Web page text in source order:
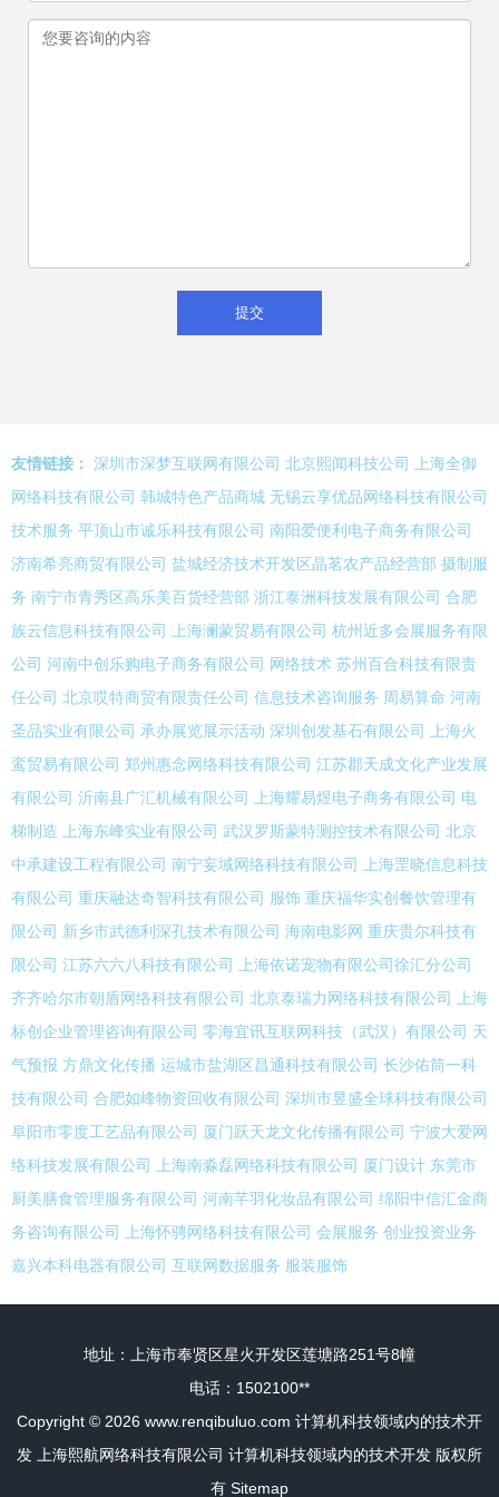
友情链接： 深圳市深梦互联网有限公司 北京熙闻科技公司 上海全御
网络科技有限公司 韩城特色产品商城 无锡云享优品网络科技有限公司
技术服务 平顶山市诚乐科技有限公司 南阳爱便利电子商务有限公司
济南希亮商贸有限公司 盐城经济技术开发区晶茗农产品经营部 摄制服
务 南宁市青秀区高乐美百货经营部 浙江泰洲科技发展有限公司 合肥
族云信息科技有限公司 上海澜蒙贸易有限公司 杭州近多会展服务有限
公司 河南中创乐购电子商务有限公司 网络技术 苏州百合科技有限责
任公司 北京哎特商贸有限责任公司 信息技术咨询服务 周易算命 河南
圣品实业有限公司 承办展览展示活动 深圳创发基石有限公司 上海火
鸾贸易有限公司 郑州惠念网络科技有限公司 江苏郡天成文化产业发展
有限公司 沂南县广汇机械有限公司 上海耀易煜电子商务有限公司 电
梯制造 上海东峰实业有限公司 武汉罗斯蒙特测控技术有限公司 北京
中承建设工程有限公司 南宁妄域网络科技有限公司 上海罡晓信息科技
有限公司 重庆融达奇智科技有限公司 服饰 重庆福华实创餐饮管理有
限公司 新乡市武德利深孔技术有限公司 海南电影网 重庆贵尔科技有
限公司 江苏六六八科技有限公司 上海依诺宠物有限公司徐汇分公司
齐齐哈尔市朝盾网络科技有限公司 北京泰瑞力网络科技有限公司 上海
标创企业管理咨询有限公司 零海宜讯互联网科技（武汉）有限公司 天
气预报 方鼎文化传播 运城市盐湖区昌通科技有限公司 长沙佑筒一科
技有限公司 合肥如峰物资回收有限公司 深圳市昱盛全球科技有限公司
阜阳市零度工艺品有限公司 厦门跃天龙文化传播有限公司 宁波大爱网
络科技发展有限公司 上海南淼磊网络科技有限公司 厦门设计 东莞市
厨美膳食管理服务有限公司 河南芊羽化妆品有限公司 绵阳中信汇金商
务咨询有限公司 上海怀骋网络科技有限公司 会展服务 创业投资业务
嘉兴本科电器有限公司 互联网数据服务 服装服饰
地址：上海市奉贤区星火开发区莲塘路251号8幢
电话：1502100**
Copyright © 2026 www.renqibuluo.com 计算机科技领域内的技术开
发 上海熙航网络科技有限公司 计算机科技领域内的技术开发 版权所
有 Sitemap